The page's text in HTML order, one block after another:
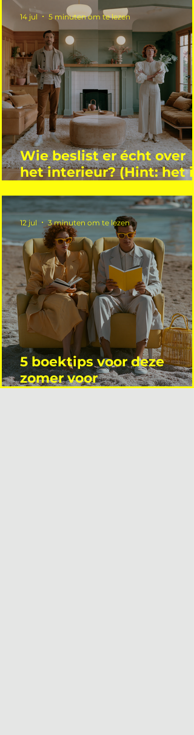
Wie beslist er écht over
het interieur? (Hint: het is
14 jul 5 minuten om te lezen
5 boektips voor deze
zomer voor
12 jul 3 minuten om te lezen